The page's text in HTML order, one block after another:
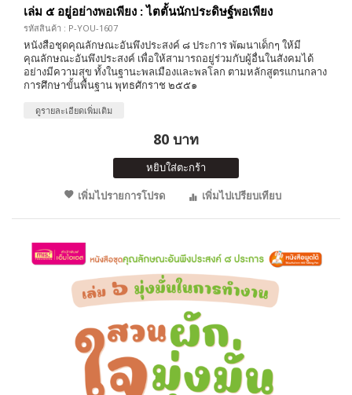
เล่ม ๕ อยู่อย่างพอเพียง : ไตตั้นนักประดิษฐ์พอเพียง
รหัสสินค้า : P-YOU-1607
หนังสือชุดคุณลักษณะอันพึงประสงค์ ๘ ประการ พัฒนาเด็กๆ ให้มี
คุณลักษณะอันพึงประสงค์ เพื่อให้สามารถอยู่ร่วมกับผู้อื่นในสังคมได้
อย่างมีความสุข ทั้งในฐานะพลเมืองและพลโลก ตามหลักสูตรแกนกลาง
การศึกษาขั้นพื้นฐาน พุทธศักราช ๒๕๕๑
ดูรายละเอียดเพิ่มเติม
80 บาท
หยิบใส่ตะกร้า
เพิ่มไปรายการโปรด
เพิ่มไปเปรียบเทียบ